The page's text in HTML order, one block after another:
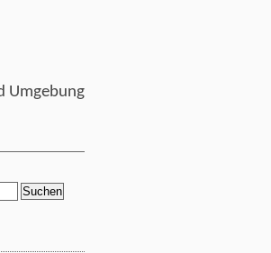
Umgebung